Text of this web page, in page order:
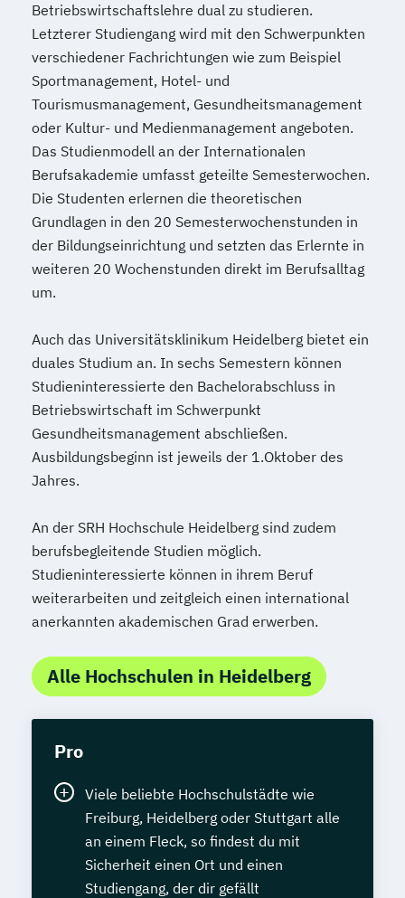
Wirtschaftsrecht - Accounting & Controlling
Rechnungswesen Steuern
Wirtschaftsrecht - Steuern und
Prüfungswesen
Wirtschaftsinformatik - Application
Management
Wirtschaftsinformatik - Data Science
Wirtschaftsinformatik - Digital Health
Wirtschaftsinformatik - E-Government
Wirtschaftsinformatik - International
Wirtschaftsinformatik - Sales & Consulting
Wirtschaftsinformatik - Software
Engineering
Wirtschaftsingenieurwesen - Chemie- und
Verfahrenstechnik
Wirtschaftsingenieurwesen -
Elektrotechnik
Maschinenbau
Wirtschaftsingenieurwesen - Produktion
und Logistik
Wirtschaftsingenieurwesen - Technischer
Wirtsschaftsingenieurwesen - Allgemeines
Betriebswirtschaftslehre dual zu studieren.
Letzterer Studiengang wird mit den Schwerpunkten
verschiedener Fachrichtungen wie zum Beispiel
Sportmanagement, Hotel- und
Tourismusmanagement, Gesundheitsmanagement
oder Kultur- und Medienmanagement angeboten.
Das Studienmodell an der Internationalen
Berufsakademie umfasst geteilte Semesterwochen.
Die Studenten erlernen die theoretischen
Grundlagen in den 20 Semesterwochenstunden in
der Bildungseinrichtung und setzten das Erlernte in
weiteren 20 Wochenstunden direkt im Berufsalltag
um.
Auch das Universitätsklinikum Heidelberg bietet ein
duales Studium an. In sechs Semestern können
Studieninteressierte den Bachelorabschluss in
Betriebswirtschaft im Schwerpunkt
Gesundheitsmanagement abschließen.
Ausbildungsbeginn ist jeweils der 1.Oktober des
Jahres.
An der SRH Hochschule Heidelberg sind zudem
berufsbegleitende Studien möglich.
Studieninteressierte können in ihrem Beruf
weiterarbeiten und zeitgleich einen international
anerkannten akademischen Grad erwerben.
Alle Hochschulen in Heidelberg
Pro
Viele beliebte Hochschulstädte wie
Freiburg, Heidelberg oder Stuttgart alle
an einem Fleck, so findest du mit
Sicherheit einen Ort und einen
Studiengang, der dir gefällt